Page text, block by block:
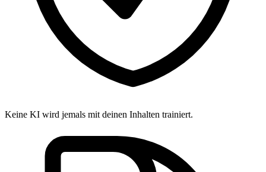
Keine KI wird jemals mit deinen Inhalten trainiert.